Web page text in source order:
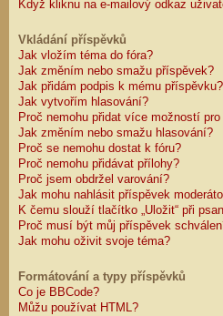
Když kliknu na e-mailový odkaz
Vkládání příspěvků
Jak vložím téma do fóra?
Jak změním nebo smažu příspěvek?
Jak přidám podpis k mému příspěvku?
Jak vytvořím hlasování?
Proč nemohu přidat více možností
Jak změním nebo smažu hlasování?
Proč se nemohu dostat k fóru?
Proč nemohu přidávat přílohy?
Proč jsem obdržel varování?
Jak mohu nahlásit příspěvek
K čemu slouží tlačítko „Uložit“ při
Proč musí být můj příspěvek
Jak mohu oživit svoje téma?
Formátování a typy příspěvků
Co je BBCode?
Můžu používat HTML?